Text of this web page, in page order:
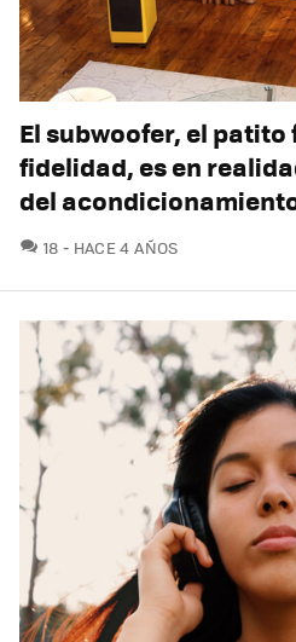
El subwoofer, el patito
fidelidad, es en
del
18 COMENTARIOS
HACE 4 AÑOS